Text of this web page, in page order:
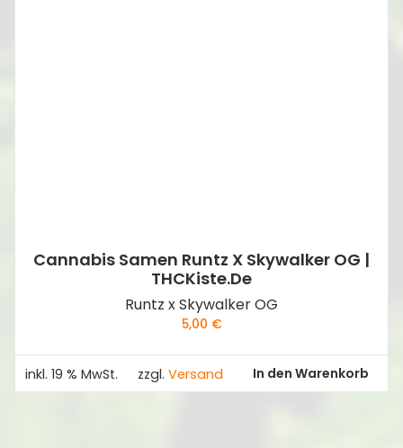
Cannabis Samen Runtz X Skywalker OG |
THCKiste.de
Runtz x Skywalker OG
5,00 €
inkl. 19 % MwSt. zzgl. Versand In den Warenkorb